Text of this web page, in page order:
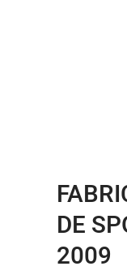
DE
2009